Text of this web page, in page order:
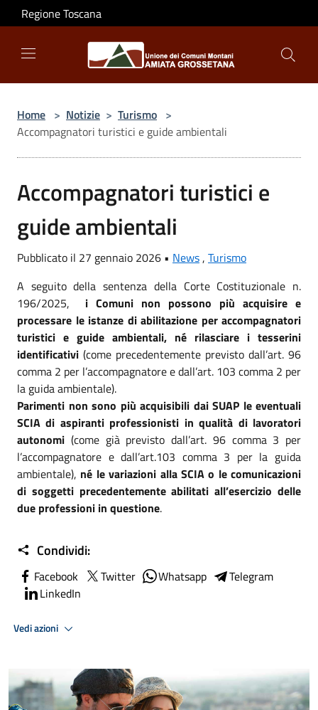
Salta al contenuto principale
Regione Toscana
Home > Notizie > Turismo >
Accompagnatori turistici e guide ambientali
Accompagnatori turistici e
guide ambientali
Pubblicato il 27 gennaio 2026 • News, Turismo
A seguito della sentenza della Corte Costituzionale n.
196/2025, i Comuni non possono più acquisire e
processare le istanze di abilitazione per accompagnatori
turistici e guide ambientali, né rilasciare i tesserini
identificativi (come precedentemente previsto dall’art. 96
comma 2 per l’accompagnatore e dall’art. 103 comma 2 per
la guida ambientale).
Parimenti non sono più acquisibili dai SUAP le eventuali
SCIA di aspiranti professionisti in qualità di lavoratori
autonomi (come già previsto dall’art. 96 comma 3 per
l’accompagnatore e dall’art.103 comma 3 per la guida
ambientale), né le variazioni alla SCIA o le comunicazioni
di soggetti precedentemente abilitati all’esercizio delle
due professioni in questione.
Condividi:
Facebook Twitter Whatsapp
Telegram
LinkedIn
Vedi azioni